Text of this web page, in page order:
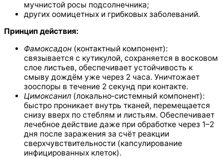
мучнистой росы подсолнечника;
других оомицетных и грибковых заболеваний.
Принцип действия:
Фамоксадон (контактный компонент):
связывается с кутикулой, сохраняется в восковом
слое листьев, обеспечивает устойчивость к
смыву дождём уже через 2 часа. Уничтожает
зооспоры в течение 2 секунд при контакте.
Цимоксанил (локально‑системный компонент):
быстро проникает внутрь тканей, перемещается
снизу вверх по стеблям и листьям. Обеспечивает
лечебное действие даже при обработке через 1–2
дня после заражения за счёт реакции
сверхчувствительности (капсулирование
инфицированных клеток).